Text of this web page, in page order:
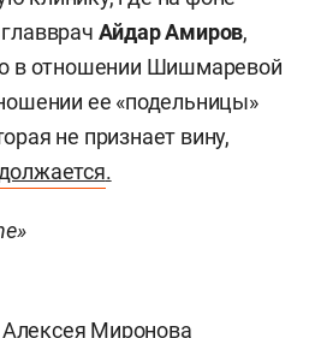
Айдар Амиров,
в отношении Шишмаревой
ее «подельницы»
не признает вину,
.